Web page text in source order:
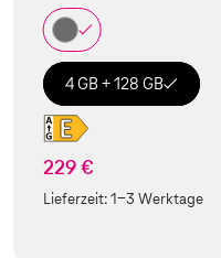
4 GB + 128 GB
229 €
Lieferzeit:1-3 Werktage